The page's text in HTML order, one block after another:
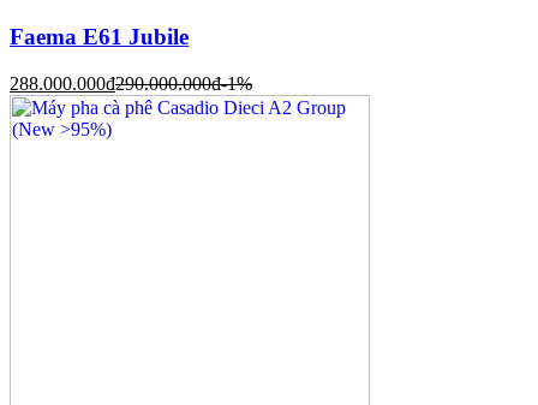
Faema E61 Jubile
288.000.000đ290.000.000đ-1%